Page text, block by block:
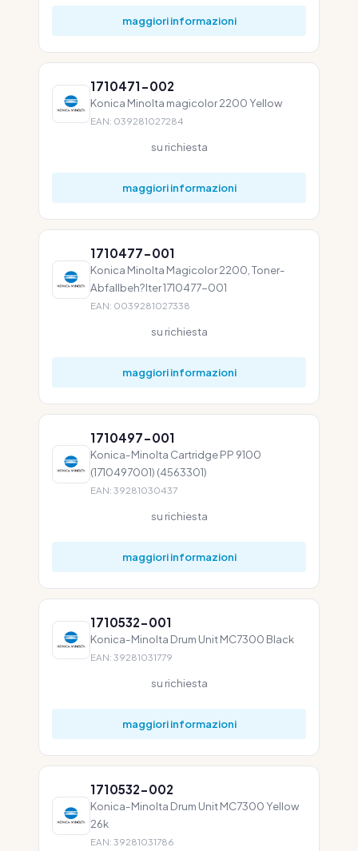
maggiori informazioni
1710471-002
Konica Minolta magicolor 2200 Yellow
EAN: 039281027284
su richiesta
maggiori informazioni
1710477-001
Konica Minolta Magicolor 2200, Toner-
Abfallbeh?lter 1710477-001
EAN: 0039281027338
su richiesta
maggiori informazioni
1710497-001
Konica-Minolta Cartridge PP 9100
(1710497001) (4563301)
EAN: 39281030437
su richiesta
maggiori informazioni
1710532-001
Konica-Minolta Drum Unit MC7300 Black
EAN: 39281031779
su richiesta
maggiori informazioni
1710532-002
Konica-Minolta Drum Unit MC7300 Yellow
26k
EAN: 39281031786